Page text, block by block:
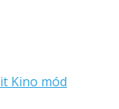
Kino mód